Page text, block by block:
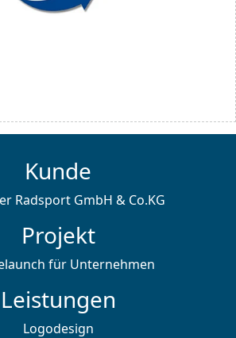
Kunde
Radsport GmbH & Co.KG
Projekt
für Unternehmen
Leistungen
Logodesign